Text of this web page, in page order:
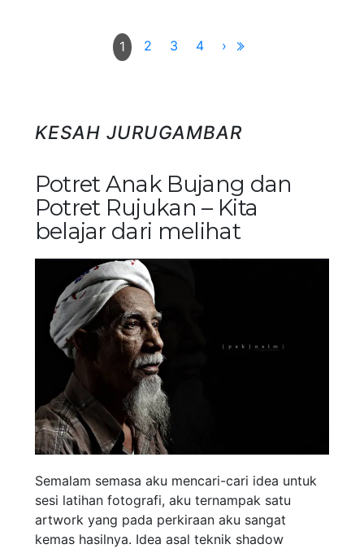
1 2 3 4 ›
KESAH JURUGAMBAR
Potret Anak Bujang dan
Potret Rujukan – Kita
belajar dari melihat
Semalam semasa aku mencari-cari idea untuk
sesi latihan fotografi, aku ternampak satu
artwork yang pada perkiraan aku sangat
kemas hasilnya. Idea asal teknik shadow